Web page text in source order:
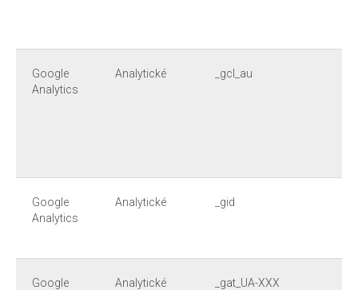
Google
Analytics
Analytické _gcl_au
Google
Analytics
Analytické _gid
Google
Analytické _gat_UA-XXX